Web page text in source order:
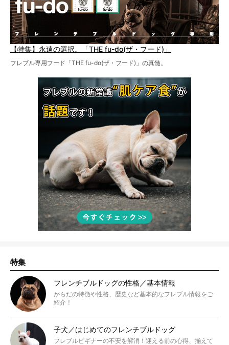
【特集】永遠の選択。「THE fu-do(ザ・フード)」
フレブル専用フード「THE fu-do(ザ・フード)」の真髄。
特集
フレンチブルドッグの性格／基本情報
からだの特徴や性格、歴史など基本的なフレブル情報をご
紹介！
子犬／はじめてのフレンチブルドッグ
フレブルビギナーの不安を解消！迎える前の心得、揃えて